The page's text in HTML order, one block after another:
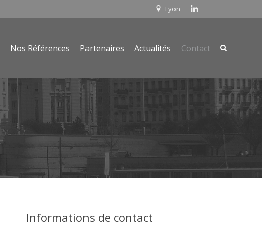
Lyon
Nos Références Partenaires Actualités Contact
Informations de contact